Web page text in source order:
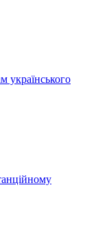
українського